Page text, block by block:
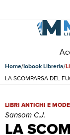
Home Iobook Libreria
LA SCOMPARSA DEL
LA
LA SCOMPARSA
LIBRI ANTICHI E
Sansom C.J.